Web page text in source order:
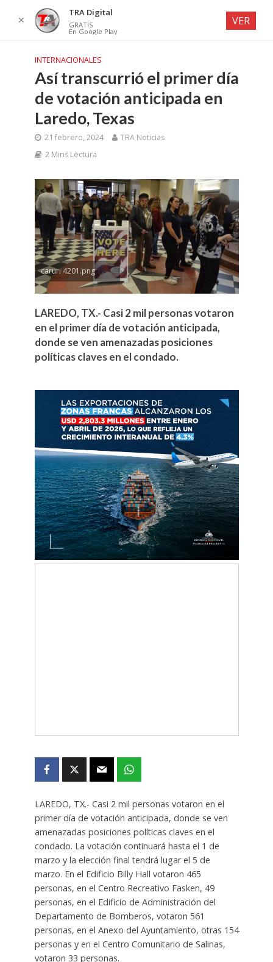
INTERNACIONALES
Así transcurrió el primer día
de votación anticipada en
Laredo, Texas
21 febrero, 2024
TRA Noticias
2 Mins Lectura
caruri 4201.png
LAREDO, TX.- Casi 2 mil personas votaron
en el primer día de votación anticipada,
donde se ven amenazadas posiciones
políticas claves en el condado.
LAREDO, TX.- Casi 2 mil personas votaron en el
primer día de votación anticipada, donde se ven
amenazadas posiciones políticas claves en el
condado. La votación continuará hasta el 1 de
marzo y la elección final tendrá lugar el 5 de
marzo. En el Edificio Billy Hall votaron 465
personas, en el Centro Recreativo Fasken, 49
personas, en el Edificio de Administración del
Departamento de Bomberos, votaron 561
personas, en el Anexo del Ayuntamiento, otras 154
personas y en el Centro Comunitario de Salinas,
votaron 33 personas.
✕
TRA Digital
GRATIS
En Google Play
VER